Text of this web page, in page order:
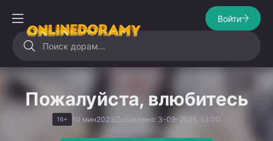
Войти
Пожалуйста, влюбитесь
16+ 10 мин2023Добавлено: 3-09-2025, 13:00